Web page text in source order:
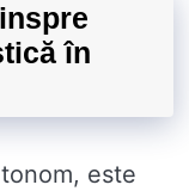
în
este